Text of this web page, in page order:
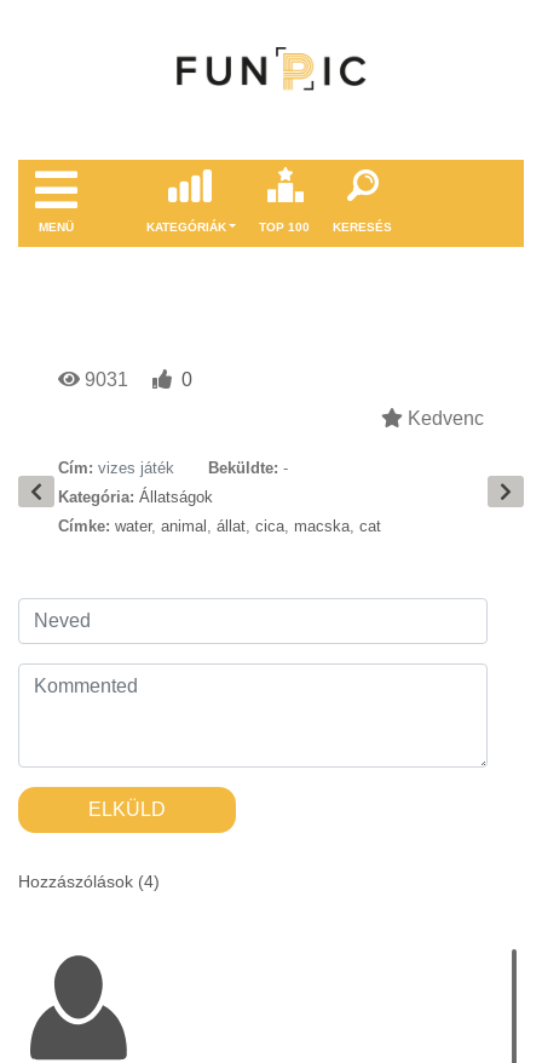
MENÜ KATEGÓRIÁK TOP 100 KERESÉS
9031
0
Kedvenc
Cím: vizes játék Beküldte: -
Kategória: Állatságok
Címke: water, animal , állat, cica, macska, cat
ELKÜLD
Hozzászólások (4)